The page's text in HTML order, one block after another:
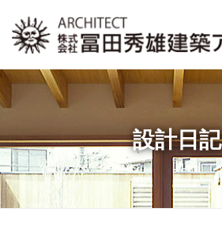
設計日記